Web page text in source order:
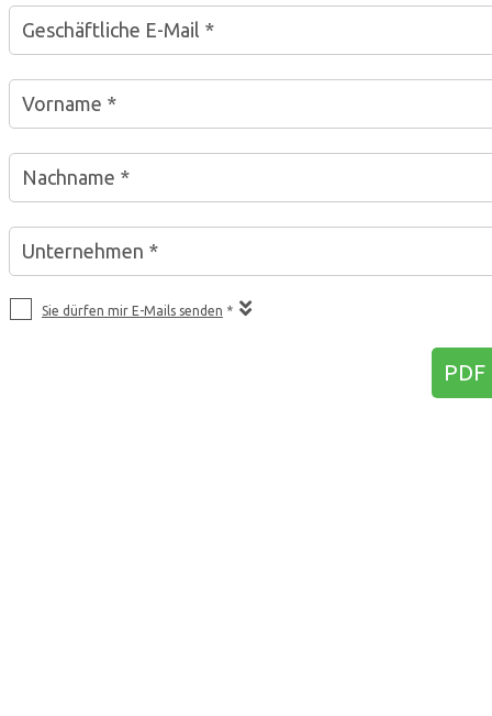
Geschäftliche E-Mail *
Vorname *
Nachname *
Unternehmen *
Sie dürfen mir E-Mails senden *